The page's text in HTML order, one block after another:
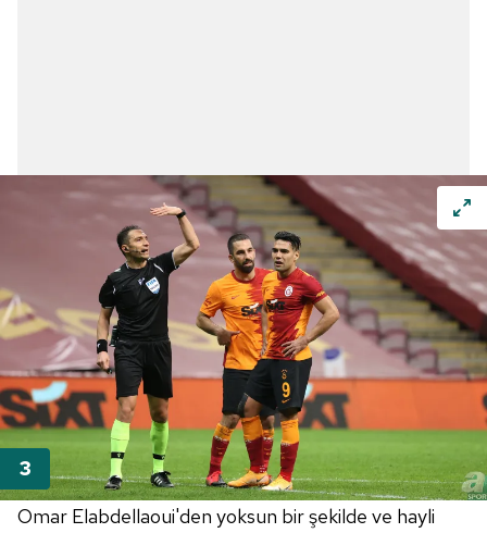
Omar Elabdellaoui'den yoksun bir şekilde ve hayli